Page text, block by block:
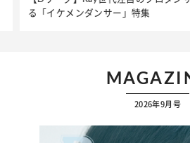
る「イケメンダンサー」特集
2026年9月号